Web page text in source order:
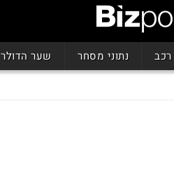
רכב נתוני מסחר שער הדולר